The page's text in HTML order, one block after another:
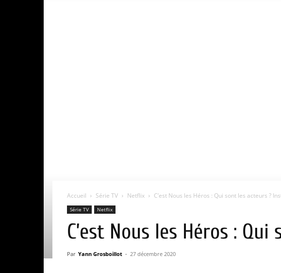
Accueil Série TV Netflix C’est Nous les Héros : Qui sont les acteurs ?
Série TV Netflix
C’est Nous les Héros :
Par Yann Grosboillot - 27 décembre 2020